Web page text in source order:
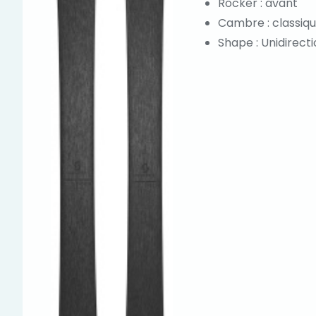
Cambre :
Shape :